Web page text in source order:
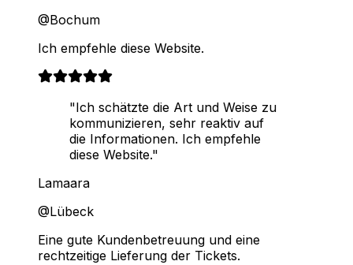
@Bochum
Ich empfehle diese Website.
"Ich schätzte die Art und Weise zu
kommunizieren, sehr reaktiv auf
die Informationen. Ich empfehle
diese Website."
Lamaara
@Lübeck
Eine gute Kundenbetreuung und eine
rechtzeitige Lieferung der Tickets.